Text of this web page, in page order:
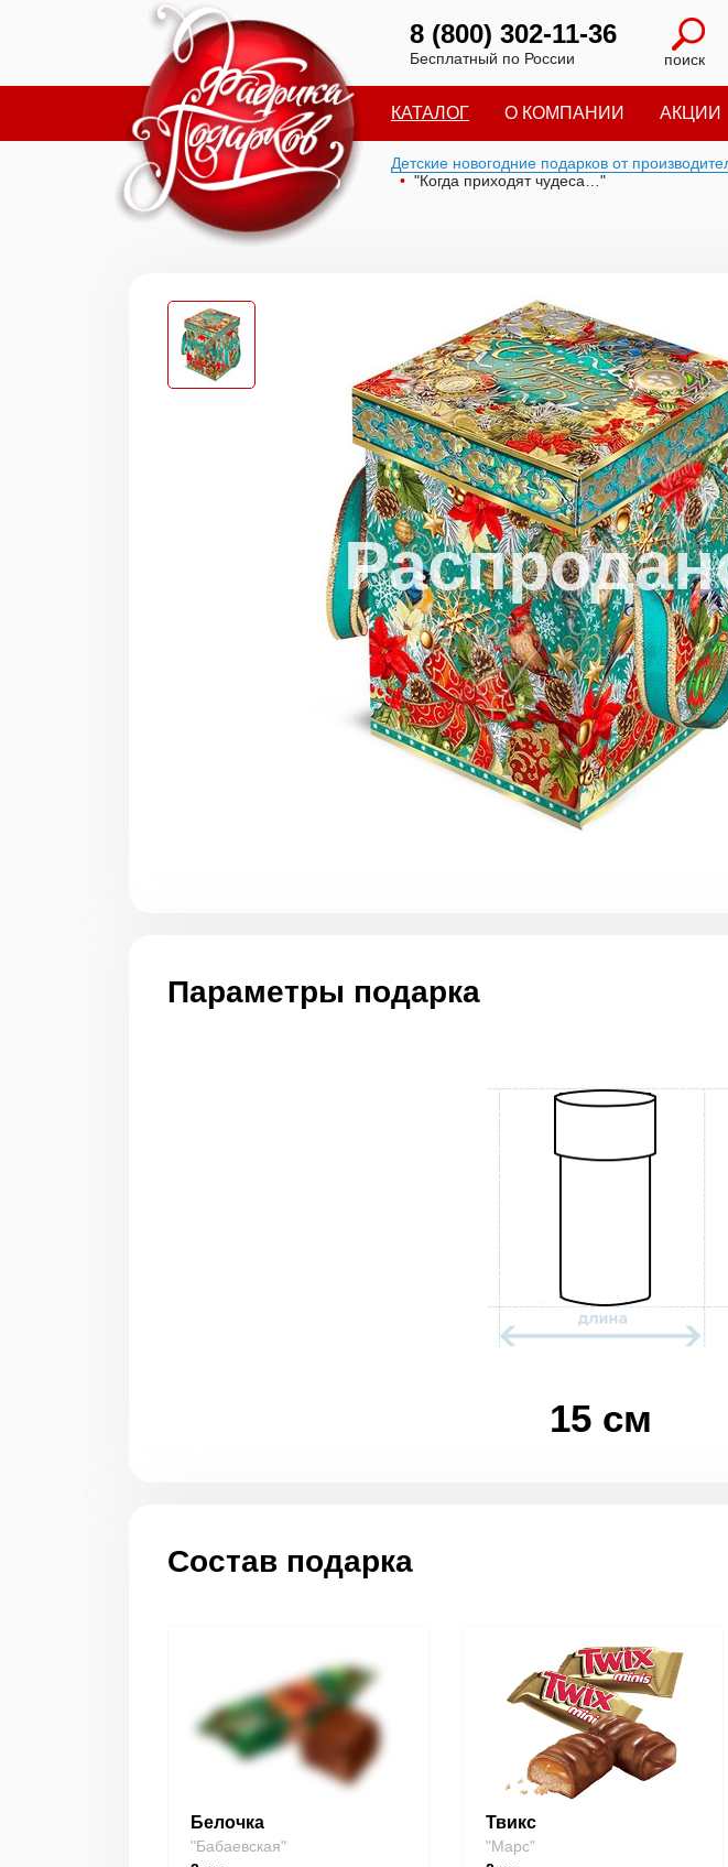
8 (800) 302-11-36
Бесплатный по России поиск
КАТАЛОГ О КОМПАНИИ АКЦИИ
Детские новогодние подарков от
"Когда приходят чудеса…"
Параметры подарка
15 см
Состав подарка
Белочка
"Бабаевская"
Твикс
"Марс"